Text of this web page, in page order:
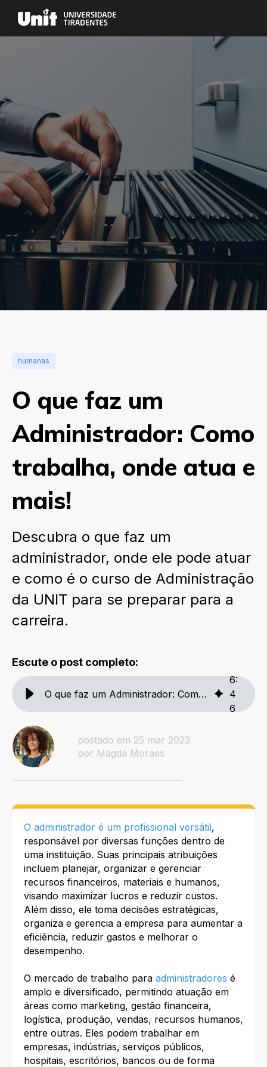
humanas
O que faz um
Administrador: Como
trabalha, onde atua e
mais!
Descubra o que faz um
administrador, onde ele pode atuar
e como é o curso de Administração
da UNIT para se preparar para a
carreira.
Escute o post completo:
O que faz um Administrador: Como trabalha, onde atua e mais! - Unit
6:
4
6
postado em 25 mar 2023
por Magda Moraes
O administrador é um profissional versátil,
responsável por diversas funções dentro de
uma instituição. Suas principais atribuições
incluem planejar, organizar e gerenciar
recursos financeiros, materiais e humanos,
visando maximizar lucros e reduzir custos.
Além disso, ele toma decisões estratégicas,
organiza e gerencia a empresa para aumentar a
eficiência, reduzir gastos e melhorar o
desempenho.
O mercado de trabalho para administradores é
amplo e diversificado, permitindo atuação em
áreas como marketing, gestão financeira,
logística, produção, vendas, recursos humanos,
entre outras. Eles podem trabalhar em
empresas, indústrias, serviços públicos,
hospitais, escritórios, bancos ou de forma